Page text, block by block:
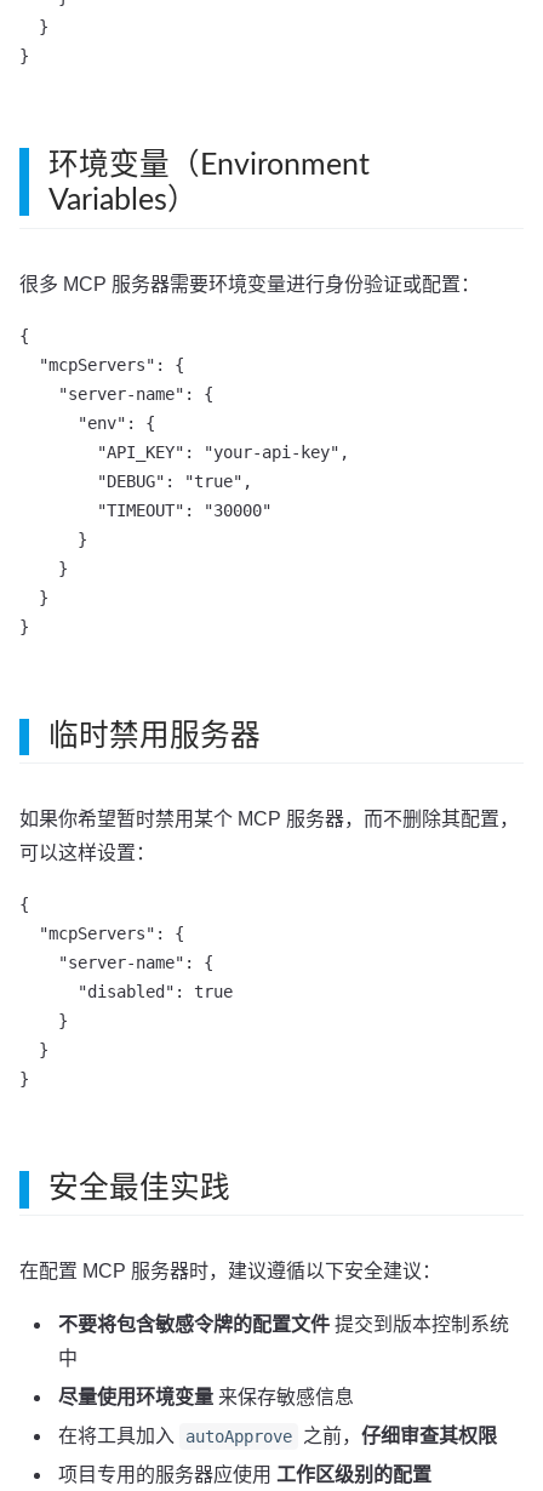
  }
}
环境变量（Environment
Variables）
很多 MCP 服务器需要环境变量进行身份验证或配置：
{
  "mcpServers": {
    "server-name": {
      "env": {
        "API_KEY": "your-api-key",
        "DEBUG": "true",
        "TIMEOUT": "30000"
      }
    }
  }
}
临时禁用服务器
如果你希望暂时禁用某个 MCP 服务器，而不删除其配置，
可以这样设置：
{
  "mcpServers": {
    "server-name": {
      "disabled": true
    }
  }
}
安全最佳实践
在配置 MCP 服务器时，建议遵循以下安全建议：
不要将包含敏感令牌的配置文件 提交到版本控制系统
中
尽量使用环境变量 来保存敏感信息
在将工具加入
autoApprove 之前， 仔细审查其权限
项目专用的服务器应使用 工作区级别的配置